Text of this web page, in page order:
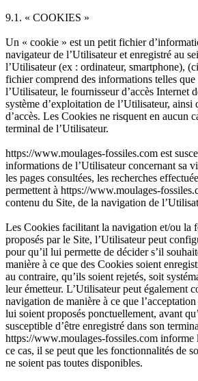
9.1. « COOKIES »
Un « cookie » est un petit fichier
navigateur de l’Utilisateur et enregistré au
l’Utilisateur (ex : ordinateur, smartphone),
fichier comprend des informations telles
l’Utilisateur, le fournisseur d’accès Internet
système d’exploitation de l’Utilisateur, ainsi
d’accès. Les Cookies ne risquent en aucun
terminal de l’Utilisateur.
https://www.moulages-fossiles.com est
informations de l’Utilisateur concernant sa
les pages consultées, les recherches
permettent à https://www.moulages-
contenu du Site, de la navigation de
Les Cookies facilitant la navigation et/ou la
proposés par le Site, l’Utilisateur peut
pour qu’il lui permette de décider s’il
manière à ce que des Cookies soient
au contraire, qu’ils soient rejetés, soit
leur émetteur. L’Utilisateur peut également
navigation de manière à ce que
lui soient proposés ponctuellement, avant
susceptible d’être enregistré dans son
https://www.moulages-fossiles.com informe
ce cas, il se peut que les fonctionnalités de
ne soient pas toutes disponibles.